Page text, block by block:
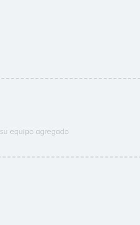
equipo agregado